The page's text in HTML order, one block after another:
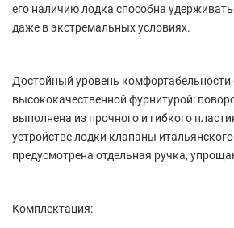
его наличию лодка способна
даже в экстремальных условиях.
Достойный уровень комфортабельности
высококачественной фурнитурой:
выполнена из прочного и гибкого
устройстве лодки клапаны
предусмотрена отдельная ручка,
Комплектация: